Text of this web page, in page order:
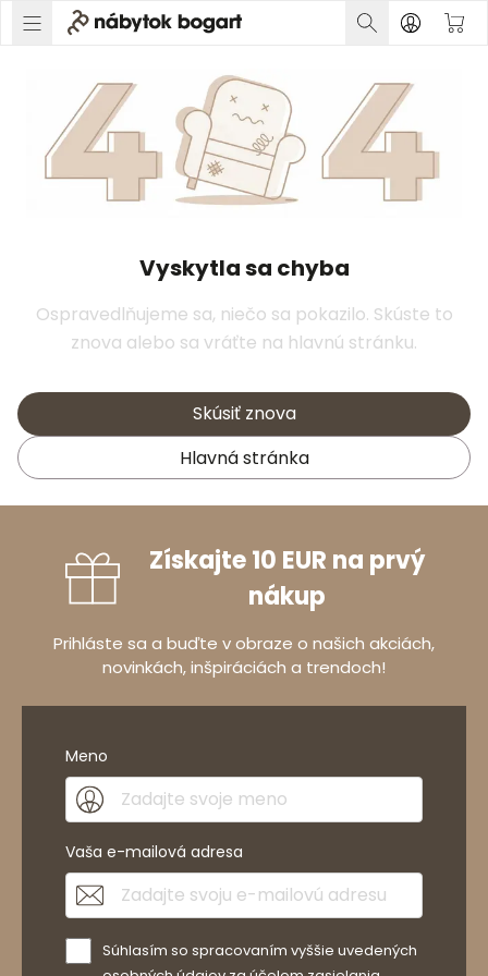
Vyskytla sa chyba
Ospravedlňujeme sa, niečo sa pokazilo. Skúste to
znova alebo sa vráťte na hlavnú stránku.
Skúsiť znova
Hlavná stránka
Získajte 10 EUR na prvý
nákup
Prihláste sa a buďte v obraze o našich akciách,
novinkách, inšpiráciách a trendoch!
Meno
Vaša e-mailová adresa
Súhlasím so spracovaním vyššie uvedených